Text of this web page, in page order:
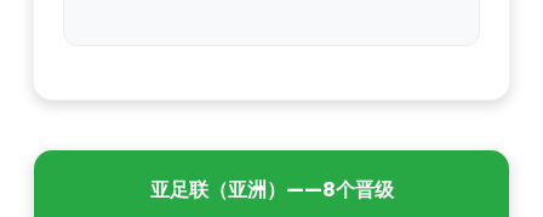
亚足联（亚洲）——8个晋级